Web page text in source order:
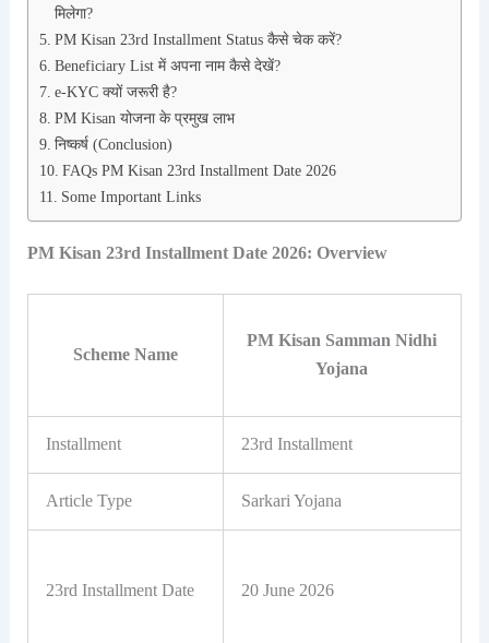
मिलेगा?
PM Kisan 23rd Installment Status कैसे चेक करें?
Beneficiary List में अपना नाम कैसे देखें?
e-KYC क्यों जरूरी है?
PM Kisan योजना के प्रमुख लाभ
निष्कर्ष (Conclusion)
FAQs PM Kisan 23rd Installment Date 2026
Some Important Links
PM Kisan 23rd Installment Date 2026: Overview
Scheme Name
PM Kisan Samman Nidhi
Yojana
Installment 23rd Installment
Article Type Sarkari Yojana
23rd Installment Date 20 June 2026